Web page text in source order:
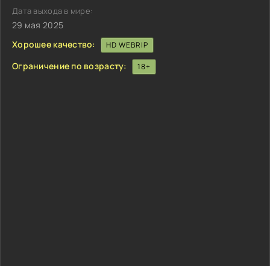
Дата выхода в мире:
29 мая 2025
Хорошее качество:
HD WEBRIP
Ограничение по возрасту: 18+